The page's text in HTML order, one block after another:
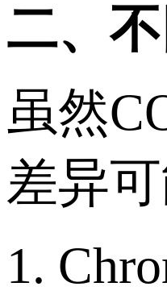
二、
虽然
差异
1.